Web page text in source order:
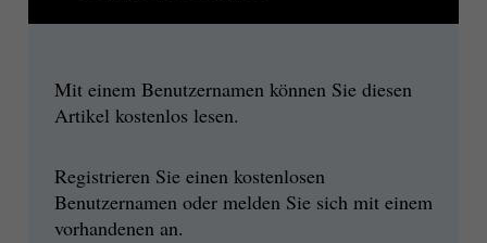
Mit einem Benutzernamen können Sie diesen
Artikel kostenlos lesen.
Registrieren Sie einen kostenlosen
Benutzernamen oder melden Sie sich mit einem
vorhandenen an.